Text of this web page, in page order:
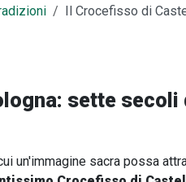
Il Crocefisso di
sette secoli
un'immagine sacra possa